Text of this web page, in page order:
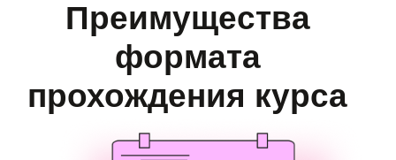
Друзья по интересам
Ребята из разных городов находят
друзей по интересам, создают
совместные проекты и продолжают